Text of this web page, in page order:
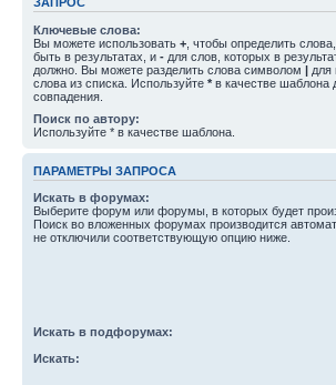
Ключевые слова:
Вы можете использовать + , чтобы определить
быть в результатах, и - для слов, которых в
должно. Вы можете разделить слова символом | для
слова из списка. Используйте * в качестве шаблона
совпадения.
Поиск по автору:
Используйте * в качестве шаблона.
ПАРАМЕТРЫ ЗАПРОСА
Искать в форумах:
Выберите форум или форумы, в которых будет
Поиск во вложенных форумах производится
не отключили соответствующую опцию ниже.
Искать в подфорумах:
Искать: